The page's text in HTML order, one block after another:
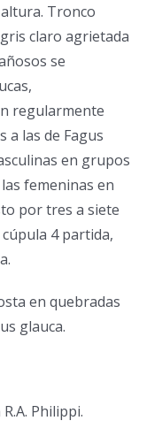
Tronco
claro agrietada
se
regularmente
a las de Fagus
en grupos
femeninas en
por tres a siete
4 partida,
en quebradas
glauca.
Philippi.